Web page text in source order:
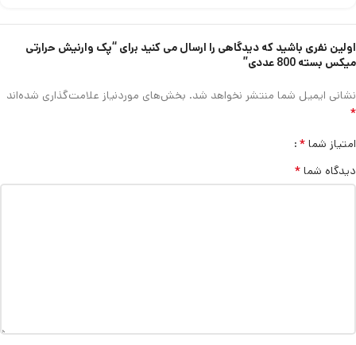
اولین نفری باشید که دیدگاهی را ارسال می کنید برای “پک وارنیش حرارتی
میکس بسته 800 عددی”
نشانی ایمیل شما منتشر نخواهد شد. بخش‌های موردنیاز علامت‌گذاری شده‌اند
*
امتیاز شما *
دیدگاه شما *